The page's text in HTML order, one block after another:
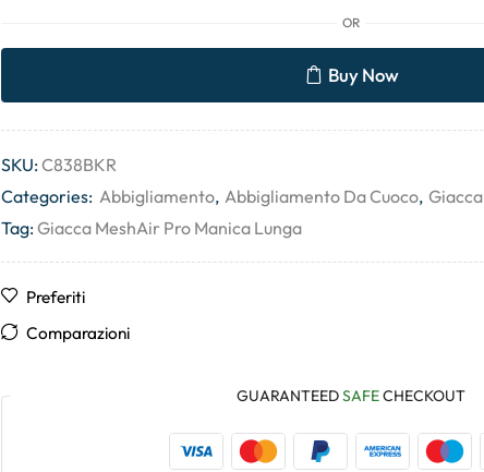
OR
Buy Now
SKU:C838BKR
Categories: Abbigliamento, Abbigliamento Da Cuoco, Giacca
Tag:Giacca MeshAir Pro Manica Lunga
Preferiti
Comparazioni
GUARANTEEDSAFECHECKOUT